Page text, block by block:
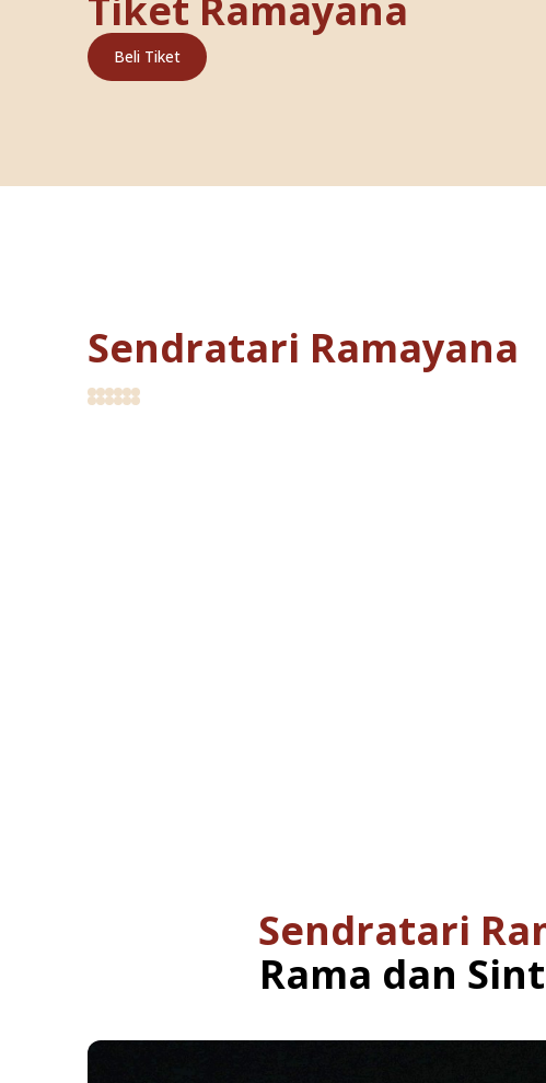
Beli Tiket
Sendratari Ramayana
Sendratari
Rama dan